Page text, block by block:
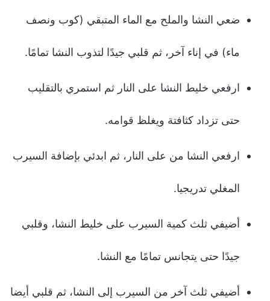
ضعي النشا والملح مع الماء المتبقي (كوب ونصف
ماء) في إناء آخر، ثم قلبي جيدًا لتذوب النشا تمامًا.
ارفعي خليط النشا على النار ثم استمري بالتقليب
حتى تزداد كثافتة ويغلظ قوامه.
ارفعي النشا من على النار، ثم ابدئي بإضافة السيرب
المغلي تدريجيا.
أضيفي ثلث كمية السيرب على خليط النشا، وقلبي
جيدًا حتى يتجانس تمامًا مع النشا.
أضيفي ثلث آخر من السيرب إلى النشا، ثم قلبي أيضا